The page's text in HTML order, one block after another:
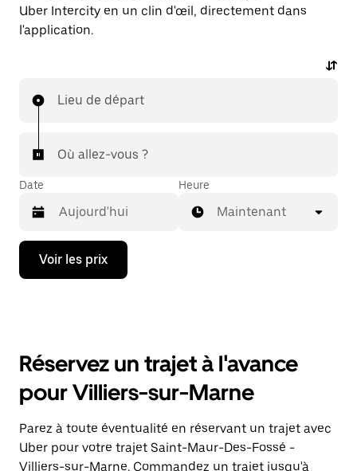
Uber Intercity en un clin d'œil, directement dans
l'application.
Lieu de départ
Où allez-vous ?
Date
Appuyez
la
ouvrir
calendrier
et
sélectionner
une
date.
Appuyez
Heure
Maintenant
Voir les prix
Réservez un trajet à l'avance
pour Villiers-sur-Marne
Parez à toute éventualité en réservant un trajet avec
Uber pour votre trajet Saint-Maur-Des-Fossé -
Villiers-sur-Marne. Commandez un trajet jusqu'à